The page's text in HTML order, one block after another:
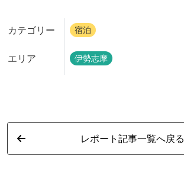
カテゴリー 宿泊
エリア 伊勢志摩
レポート記事一覧へ戻る